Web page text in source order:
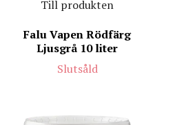
Till produkten
Falu Vapen Rödfärg
Ljusgrå 10 liter
Slutsåld